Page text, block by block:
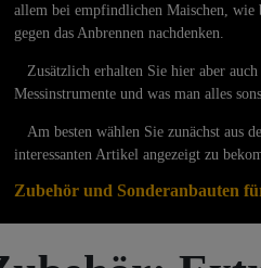
allem bei empfindlichen Maischen, wie
gegen das Anbrennen nachdenken.
Zusätzlich erhalten Sie hier aber
Messinstrumente und was man alles
Am besten wählen Sie zunächst aus
interessanten Artikel angezeigt zu
Zubehör und Sonderanbauten